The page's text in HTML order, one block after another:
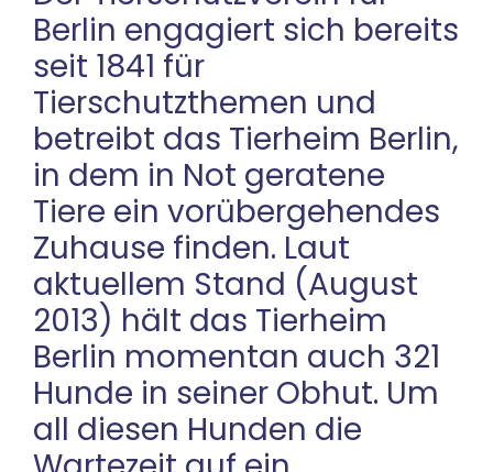
Berlin engagiert sich bereits
seit 1841 für
Tierschutzthemen und
betreibt das Tierheim Berlin,
in dem in Not geratene
Tiere ein vorübergehendes
Zuhause finden. Laut
aktuellem Stand (August
2013) hält das Tierheim
Berlin momentan auch 321
Hunde in seiner Obhut. Um
all diesen Hunden die